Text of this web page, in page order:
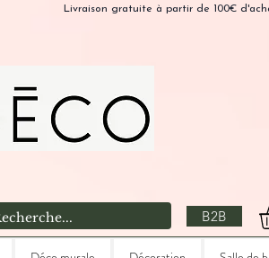
Livraison gratuite à partir de 100€
B2B